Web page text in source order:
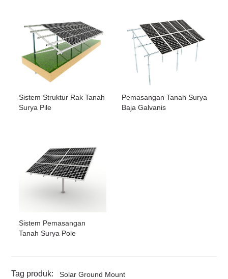
Sistem Struktur Rak Tanah
Surya Pile
Pemasangan Tanah Surya
Baja Galvanis
Sistem Pemasangan
Tanah Surya Pole
Tag produk:
Solar Ground Mount